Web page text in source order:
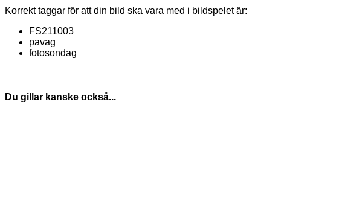
Korrekt taggar för att din bild ska vara med i bildspelet är:
FS211003
pavag
fotosondag
Du gillar kanske också...